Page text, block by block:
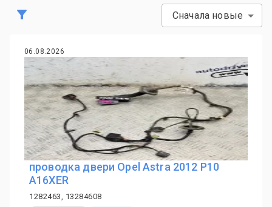
Сначала новые
06.08.2026
проводка двери Opel Astra 2012 P10
A16XER
1282463, 13284608